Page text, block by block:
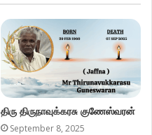
திரு திருநாவுக்கரசு குணேஸ்வரன்
September 8, 2025